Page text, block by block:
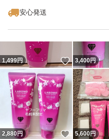
安心発送
1,499円 いいね！
3,400円
2,880円 いいね！
5,600円